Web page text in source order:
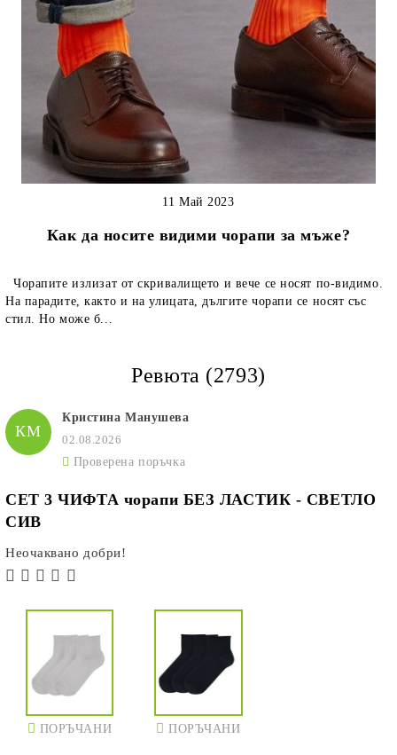
Как да носите видими чорапи за мъже?
11 Май 2023
Чорапите излизат от скривалището и вече се носят по-видимо.
На парадите, както и на улицата, дългите чорапи се носят със
стил. Но може б...
Ревюта (2793)
КМ
Кристина Манушева
02.08.2026
Проверена поръчка
СЕТ 3 ЧИФТА чорапи БЕЗ ЛАСТИК - СВЕТЛО
СИВ
Неочаквано добри!
ПОРЪЧАНИ ПОРЪЧАНИ